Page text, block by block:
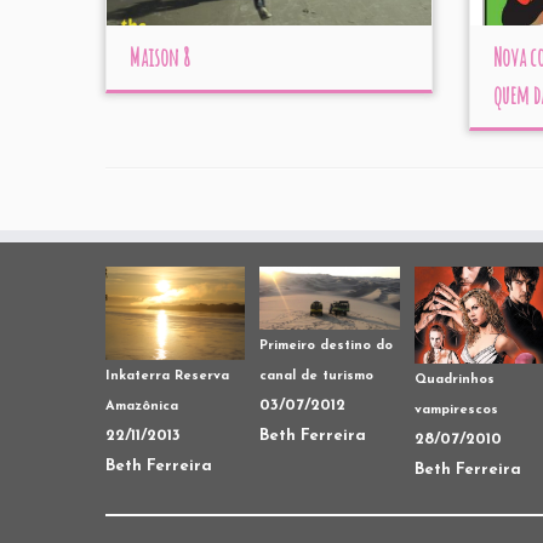
Maison 8
Nova
quem
Inkaterra Reserva
Amazônica
22/11/2013
Beth Ferreira
Primeiro destino do
canal de turismo
03/07/2012
Beth Ferreira
Quadrinhos
vampirescos
28/07/2010
Beth Ferreira